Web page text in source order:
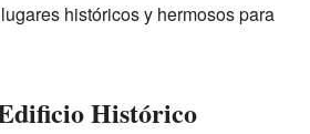
históricos y hermosos para
Histórico